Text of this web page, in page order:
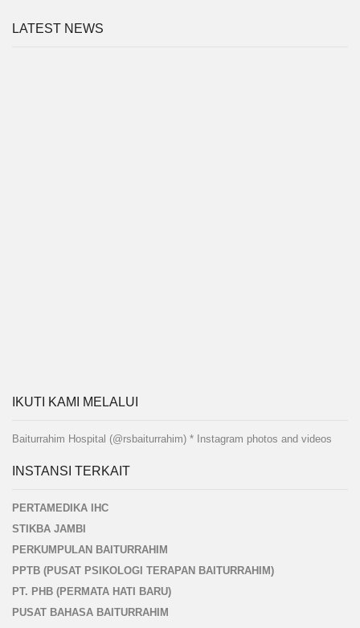
LATEST NEWS
IKUTI KAMI MELALUI
Baiturrahim Hospital (@rsbaiturrahim) * Instagram photos and videos
INSTANSI TERKAIT
PERTAMEDIKA IHC
STIKBA JAMBI
PERKUMPULAN BAITURRAHIM
PPTB (PUSAT PSIKOLOGI TERAPAN BAITURRAHIM)
PT. PHB (PERMATA HATI BARU)
PUSAT BAHASA BAITURRAHIM